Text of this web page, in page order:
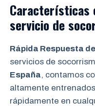
Características
servicio de
Rápida Respuesta
servicios de
España, contamos
altamente
rápidamente en